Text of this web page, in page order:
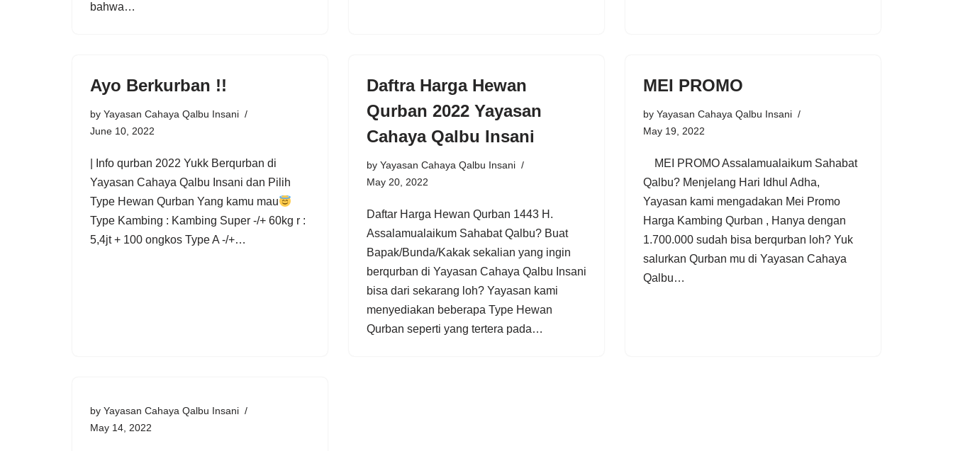
bahwa…
Ayo Berkurban !!
by Yayasan Cahaya Qalbu Insani
June 10, 2022
| Info qurban 2022 Yukk Berqurban di
Yayasan Cahaya Qalbu Insani dan Pilih
Type Hewan Qurban Yang kamu mau
Type Kambing : Kambing Super -/+ 60kg r :
5,4jt + 100 ongkos Type A -/+…
Daftra Harga Hewan
Qurban 2022 Yayasan
Cahaya Qalbu Insani
by Yayasan Cahaya Qalbu Insani
May 20, 2022
Daftar Harga Hewan Qurban 1443 H.
Assalamualaikum Sahabat Qalbu? Buat
Bapak/Bunda/Kakak sekalian yang ingin
berqurban di Yayasan Cahaya Qalbu Insani
bisa dari sekarang loh? Yayasan kami
menyediakan beberapa Type Hewan
Qurban seperti yang tertera pada…
MEI PROMO
by Yayasan Cahaya Qalbu Insani
May 19, 2022
MEI PROMO Assalamualaikum Sahabat
Qalbu? Menjelang Hari Idhul Adha,
Yayasan kami mengadakan Mei Promo
Harga Kambing Qurban , Hanya dengan
1.700.000 sudah bisa berqurban loh? Yuk
salurkan Qurban mu di Yayasan Cahaya
Qalbu…
by Yayasan Cahaya Qalbu Insani
May 14, 2022